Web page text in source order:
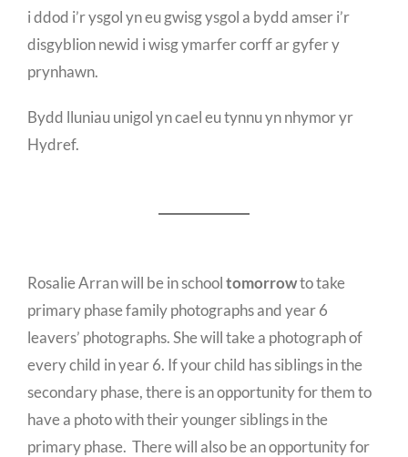
i ddod i’r ysgol yn eu gwisg ysgol a bydd amser i’r
disgyblion newid i wisg ymarfer corff ar gyfer y
prynhawn.
Bydd lluniau unigol yn cael eu tynnu yn nhymor yr
Hydref.
Rosalie Arran will be in schooltomorrowto take
primary phase family photographs and year 6
leavers’ photographs. She will take a photograph of
every child in year 6. If your child has siblings in the
secondary phase, there is an opportunity for them to
have a photo with their younger siblings in the
primary phase. There will also be an opportunity for